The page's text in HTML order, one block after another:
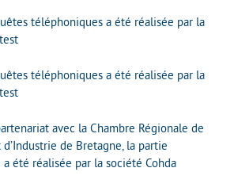
téléphoniques a été réalisée par la
téléphoniques a été réalisée par la
avec la Chambre Régionale de
de Bretagne, la partie
été réalisée par la société Cohda